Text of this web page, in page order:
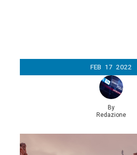
FEB 17 2022
By
Redazione